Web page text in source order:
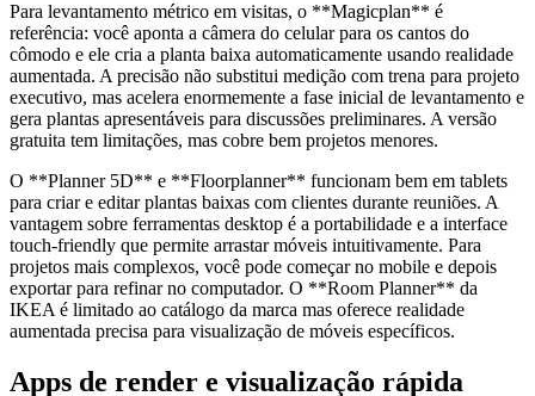
Para levantamento métrico em visitas, o **Magicplan** é
referência: você aponta a câmera do celular para os cantos do
cômodo e ele cria a planta baixa automaticamente usando realidade
aumentada. A precisão não substitui medição com trena para projeto
executivo, mas acelera enormemente a fase inicial de levantamento e
gera plantas apresentáveis para discussões preliminares. A versão
gratuita tem limitações, mas cobre bem projetos menores.
O **Planner 5D** e **Floorplanner** funcionam bem em tablets
para criar e editar plantas baixas com clientes durante reuniões. A
vantagem sobre ferramentas desktop é a portabilidade e a interface
touch-friendly que permite arrastar móveis intuitivamente. Para
projetos mais complexos, você pode começar no mobile e depois
exportar para refinar no computador. O **Room Planner** da
IKEA é limitado ao catálogo da marca mas oferece realidade
aumentada precisa para visualização de móveis específicos.
Apps de render e visualização rápida